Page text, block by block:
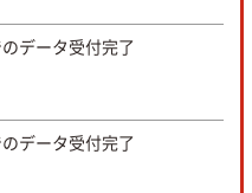
データ受付完了
データ受付完了